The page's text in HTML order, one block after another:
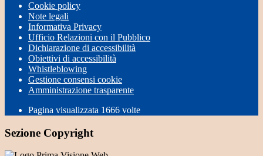
Cookie policy
Note legali
Informativa Privacy
Ufficio Relazioni con il Pubblico
Dichiarazione di accessibilità
Obiettivi di accessibilità
Whistleblowing
Gestione consensi cookie
Amministrazione trasparente
Pagina visualizzata 1666 volte
Sezione Copyright